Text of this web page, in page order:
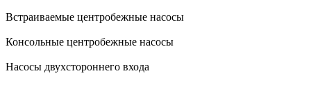
Встраиваемые центробежные насосы
Консольные центробежные насосы
Насосы двухстороннего входа